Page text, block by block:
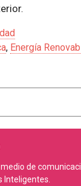
, Energía
medio de
Inteligentes.